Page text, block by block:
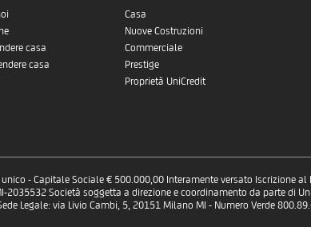
casa
casa
Casa
Nuove Costruzioni
Commerciale
Prestige
Proprietà UniCredit
unico - Capitale Sociale € 500.000,00 Interamente versato Iscrizione
2035532 Società soggetta a direzione e coordinamento da parte di
Legale: via Livio Cambi, 5, 20151 Milano MI - Numero Verde